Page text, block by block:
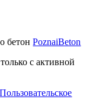
бетонPoznaiBeton
с активной
Пользовательское